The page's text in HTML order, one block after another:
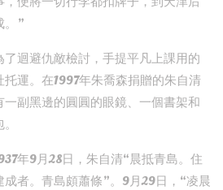
。”
迴避仇敵檢討，手提平凡上課用的
運。在1997年朱喬森捐贈的朱自清
副黑邊的圓圓的眼鏡、一個書架和
年9月28日，朱自清“晨抵青島。住
者。青島頗蕭條”。9月29日，“凌晨